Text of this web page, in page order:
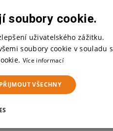
soubory cookie.
uživatelského zážitku.
soubory cookie v souladu s
Více informací
PŘIJMOUT VŠECHNY